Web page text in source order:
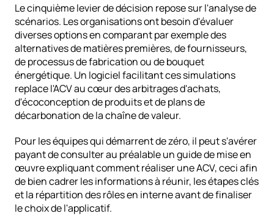
Le cinquième levier de décision repose sur l'analyse de
scénarios. Les organisations ont besoin d'évaluer
diverses options en comparant par exemple des
alternatives de matières premières, de fournisseurs,
de processus de fabrication ou de bouquet
énergétique. Un logiciel facilitant ces simulations
replace l'ACV au cœur des arbitrages d'achats,
d'écoconception de produits et de plans de
décarbonation de la chaîne de valeur.
Pour les équipes qui démarrent de zéro, il peut s'avérer
payant de consulter au préalable un guide de mise en
œuvre expliquant comment réaliser une ACV, ceci afin
de bien cadrer les informations à réunir, les étapes clés
et la répartition des rôles en interne avant de finaliser
le choix de l'applicatif.